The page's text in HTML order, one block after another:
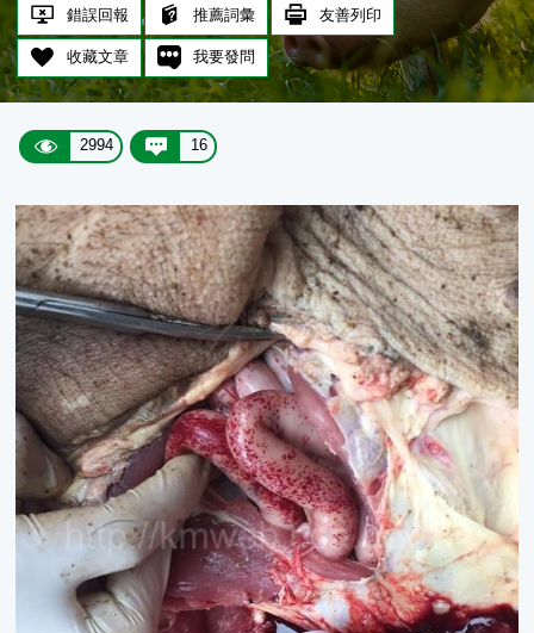
錯誤回報 推薦詞彙 友善列印
收藏文章 我要發問
2994 16